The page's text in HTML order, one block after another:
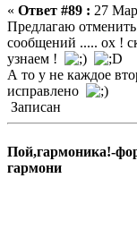
« Ответ #89 : 27
Предлагаю
сообщений ..... ох !
узнаем !
А то у не каждое
исправлено
Записан
Пой,гармоника!-
гармони